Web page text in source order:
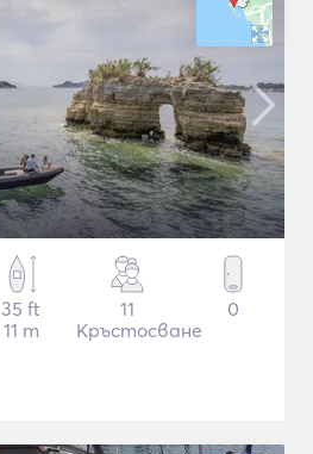
35 ft
11 m
11
Кръстосване
0